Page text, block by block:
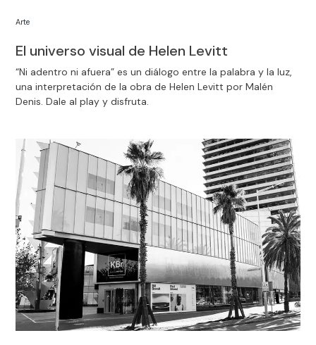
El universo visual de Helen Levitt
Arte
“Ni adentro ni afuera” es un diálogo entre la palabra y la luz,
una interpretación de la obra de Helen Levitt por Malén
Denis. Dale al play y disfruta.